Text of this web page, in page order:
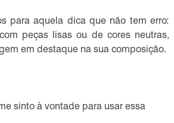
para aquela dica que não tem erro:
peças lisas ou de cores neutras,
em destaque na sua composição.
sinto à vontade para usar essa